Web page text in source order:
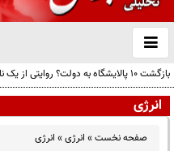
باز
و
بدون‌حساب
انرژی
صفحه نخست» انرژی» انرژی